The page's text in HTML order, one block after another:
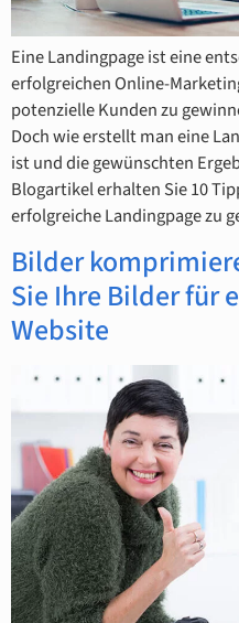
Eine Landingpage ist eine
erfolgreichen Online-
potenzielle Kunden zu
Doch wie erstellt man eine
ist und die gewünschten
Blogartikel erhalten Sie 10
erfolgreiche Landingpage zu
Bilder
Sie Ihre Bilder für
Website